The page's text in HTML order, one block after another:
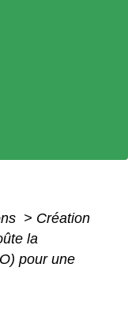
> Création
la
pour une